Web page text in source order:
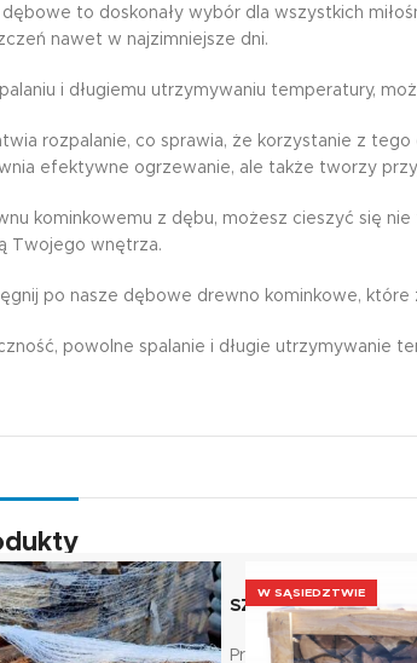
to doskonały wybór dla wszystkich
nawet w najzimniejsze dni.
i długiemu utrzymywaniu temperatury,
rozpalanie, co sprawia, że korzystanie z
efektywne ogrzewanie, ale także tworzy
kominkowemu z dębu, możesz cieszyć się
Twojego wnętrza.
po nasze dębowe drewno kominkowe,
powolne spalanie i długie
W SĄSIEDZTWIE
SZYBKIE PŁATNOŚCI
Przelewy24, Tpay